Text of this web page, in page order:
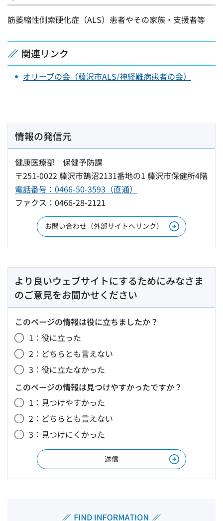
筋萎縮性側索硬化症（ALS）患者やその家族・支援者等
関連リンク
オリーブの会（藤沢市ALS/神経難病患者の会）
情報の発信元
健康医療部 保健予防課
〒251-0022 藤沢市鵠沼2131番地の1 藤沢市保健所4階
電話番号：0466-50-3593（直通）
ファクス：0466-28-2121
お問い合わせ（外部サイトへリンク）
より良いウェブサイトにするためにみなさま
のご意見をお聞かせください
このページの情報は役に立ちましたか？
1：役に立った
2：どちらとも言えない
3：役に立たなかった
このページの情報は見つけやすかったですか？
1：見つけやすかった
2：どちらとも言えない
3：見つけにくかった